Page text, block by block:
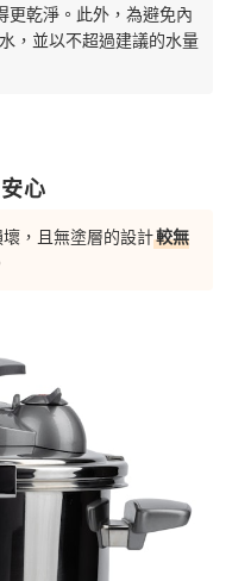
更乾淨。此外，為避免內
，並以不超過建議的水量
心
，且無塗層的設計較無